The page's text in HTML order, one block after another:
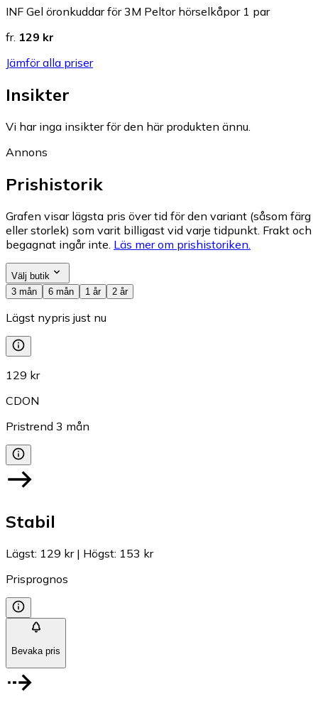
INF Gel öronkuddar för 3M Peltor hörselkåpor 1 par
fr. 129 kr
Jämför alla priser
Insikter
Vi har inga insikter för den här produkten ännu.
Annons
Prishistorik
Grafen visar lägsta pris över tid för den variant (såsom färg
eller storlek) som varit billigast vid varje tidpunkt. Frakt och
begagnat ingår inte. Läs mer om prishistoriken.
Välj butik
3 mån
6 mån 1 år 2 år
Lägst nypris just nu
129 kr
CDON
Pristrend 3 mån
Stabil
Lägst: 129 kr| Högst: 153 kr
Prisprognos
Bevaka pris